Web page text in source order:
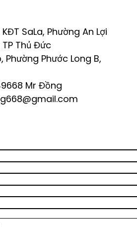
SaLa, Phường An Lợi
Thủ Đức
Phường Phước Long B,
Mr Đồng